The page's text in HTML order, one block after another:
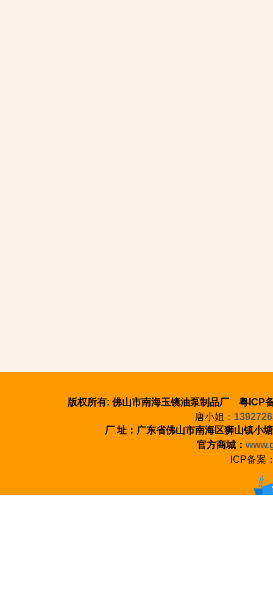
版权所有: 佛山市南海玉镜油泵制品厂 粤ICP
唐小姐 ：
厂 址：广东省佛山市南海区狮山镇
官方商城：
ICP备案